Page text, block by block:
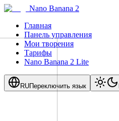
Nano Banana 2
Главная
Панель управления
Мои творения
Тарифы
Nano Banana 2 Lite
RUПереключить язык